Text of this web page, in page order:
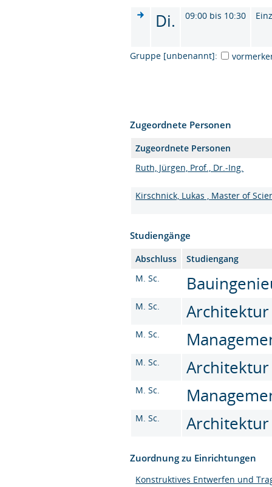
Di. 09:00 bis 10:30
Gruppe [unbenannt]:
Zugeordnete Personen
Zugeordnete Personen
Ruth, Jürgen, Prof., Dr.-Ing.
Kirschnick, Lukas , Master of
Studiengänge
Abschluss
Studiengang
M. Sc.
M. Sc. Architektur
M. Sc.
M. Sc. Architektur
M. Sc.
M. Sc. Architektur
Zuordnung zu Einrichtungen
Konstruktives Entwerfen und